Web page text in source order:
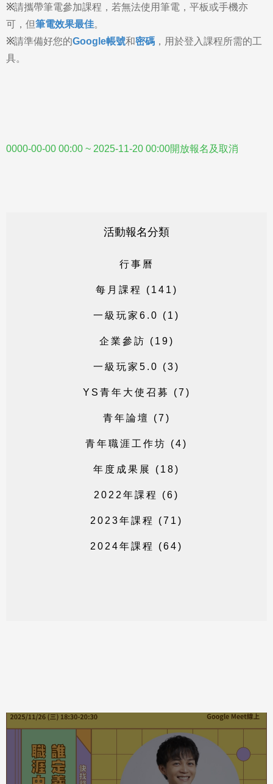
※請攜帶筆電參加課程，若無法使用筆電，平板或手機亦
可，但筆電效果最佳。
※請準備好您的Google帳號和密碼 ，用於登入課程所需的工
具。
0000-00-00 00:00 ~ 2025-11-20 00:00開放報名及取消
活動報名分類
行事 曆
每 月 課 程 ( 1 4 1 )
一 級 玩家 6 . 0 ( 1 )
企 業 參 訪 ( 1 9)
一 級 玩家 5 . 0 (3)
Y S 青年 大 使 召 募 (7 )
青年論壇 (7 )
青年職涯 工 作坊 (4)
年 度 成果 展 ( 1 8)
2 0 2 2 年課 程 (6)
2 0 2 3年課 程 (7 1 )
2 0 2 4年課 程 (64)